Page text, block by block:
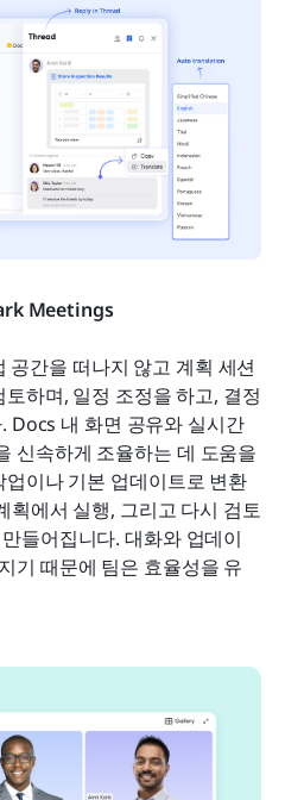
Meetings
공간을 떠나지 않고 계획 세션
하며, 일정 조정을 하고, 결정
Docs 내 화면 공유와 실시간
신속하게 조율하는 데 도움을
이나 기본 업데이트로 변환
획에서 실행, 그리고 다시 검토
들어집니다. 대화와 업데이
기 때문에 팀은 효율성을 유